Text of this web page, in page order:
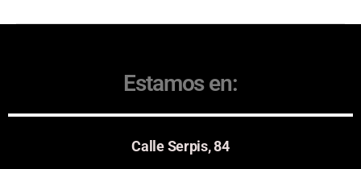
Estamos en:
Calle Serpis, 84